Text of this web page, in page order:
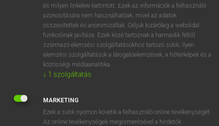
⚲ brown sugarkeresése szótárainkban
DÍJMENTES ANGOL SZÓTÁR
brownout
Brownshirt
és milyen linkekre kattintott. Ezek az információk a felhasználó
azonosítására nem használhatóak, mivel az adatok
összesítettek és anonimizáltak. Céljuk kizárólag a weboldal
funkcióinak javítása. Ezek közé tartoznak a harmadik féltől
származó elemzési szolgáltatásokhoz tartozó sütik; ilyen
elemzési szolgáltatások a látogatóelemzések, a hőtérképek és a
közösségi médiaanalitika.
↓ 1 szolgáltatás
MARKETING
Ezek a sütik nyomon követik a felhasználó online tevékenységét.
Az online tevékenységek megismerésével a hirdetők